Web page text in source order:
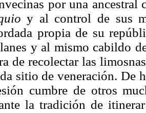
por una ancestral
y al control de sus
propia de su
y al mismo cabildo
de recolectar las
sitio de veneración. De
cumbre de otros
la tradición de